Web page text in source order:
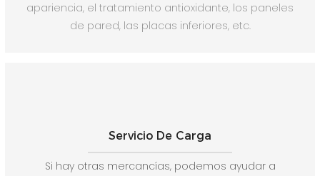
apariencia, el tratamiento antioxidante, los paneles
de pared, las placas inferiores, etc.
Servicio De Carga
Si hay otras mercancías, podemos ayudar a